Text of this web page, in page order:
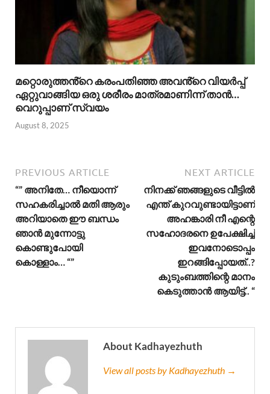
മറ്റൊരുത്തൻ്റെ കരംപതിഞ്ഞ അവൻ്റെ വിയർപ്പ്
ഏറ്റുവാങ്ങിയ ഒരു ശരീരം മാത്രമാണിന്ന് താൻ…
വെറുപ്പാണ് സ്വയം
August 8, 2025
PREVIOUS ARTICLE
“” അനിതേ… നീയൊന്ന്
സഹകരിച്ചാൽ മതി ആരും
അറിയാതെ ഈ ബന്ധം
ഞാൻ മുന്നോട്ടു
കൊണ്ടുപോയി
കൊള്ളാം… “”
NEXT ARTICLE
നിനക്ക് ഞങ്ങളുടെ വീട്ടിൽ
എന്ത് കുറവുണ്ടായിട്ടാണ്
അഹങ്കാരി നീ എന്റെ
സഹോദരനെ ഉപേക്ഷിച്ച്
ഇവനോടൊപ്പം
ഇറങ്ങിപ്പോയത്..?
കുടുംബത്തിന്റെ മാനം
കെടുത്താൻ ആയിട്ട്.. “
About Kadhayezhuth
View all posts by Kadhayezhuth →